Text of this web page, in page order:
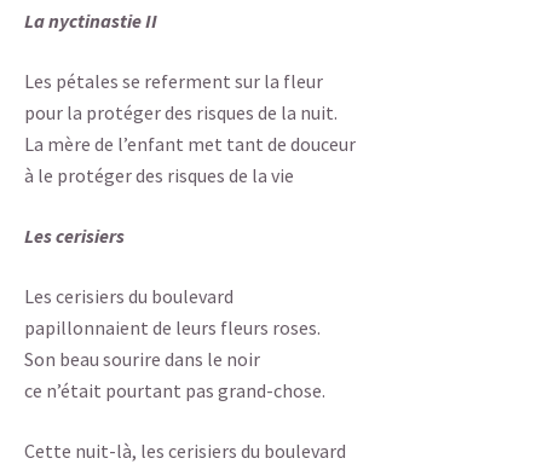
La nyctinastie II
Les pétales se referment sur la fleur
pour la protéger des risques de la nuit.
La mère de l’enfant met tant de douceur
à le protéger des risques de la vie
Les cerisiers
Les cerisiers du boulevard
papillonnaient de leurs fleurs roses.
Son beau sourire dans le noir
ce n’était pourtant pas grand-chose.
Cette nuit-là, les cerisiers du boulevard